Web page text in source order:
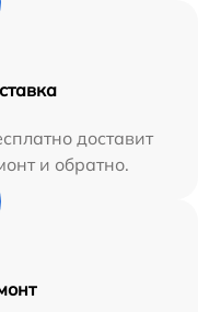
доставит
и обратно.